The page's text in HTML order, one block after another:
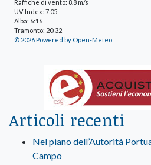
Raffiche di vento: 8.8 m/s
UV-Index: 7.05
Alba: 6:16
Tramonto: 20:32
© 2026 Powered by Open-Meteo
Articoli recenti
Nel piano dell’Autorità
Campo